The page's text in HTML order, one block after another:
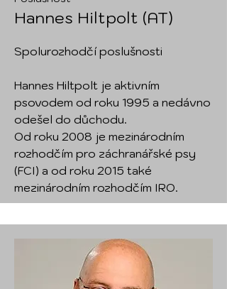
Hannes Hiltpolt (AT)
Spolurozhodčí poslušnosti
Hannes Hiltpolt je aktivním
psovodem od roku 1995 a nedávno
odešel do důchodu.
Od roku 2008 je mezinárodním
rozhodčím pro záchranářské psy
(FCI) a od roku 2015 také
mezinárodním rozhodčím IRO.